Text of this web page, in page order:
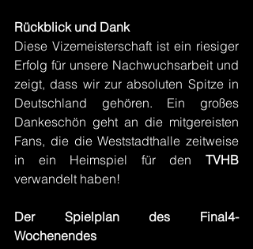
Rückblick und Dank
Diese Vizemeisterschaft ist ein riesiger
Erfolg für unsere Nachwuchsarbeit und
zeigt, dass wir zur absoluten Spitze in
Deutschland gehören. Ein großes
Dankeschön geht an die mitgereisten
Fans, die die Weststadthalle zeitweise
in ein Heimspiel für den
verwandelt haben!
Der Spielplan des Final4-
Wochenendes